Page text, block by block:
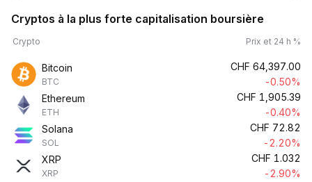
Cryptos à la plus forte capitalisation boursière
Crypto Prix et 24 h %
Bitcoin
BTC
CHF 64,397.00
-0.50%
Ethereum
ETH
CHF 1,905.39
-0.40%
Solana
SOL
CHF 72.82
-2.20%
XRP
XRP
CHF 1.032
-2.90%